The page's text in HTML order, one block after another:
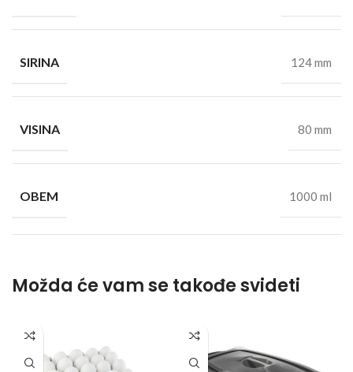
SIRINA 124 mm
VISINA 80 mm
OBEM 1000 ml
Možda će vam se takođe svideti